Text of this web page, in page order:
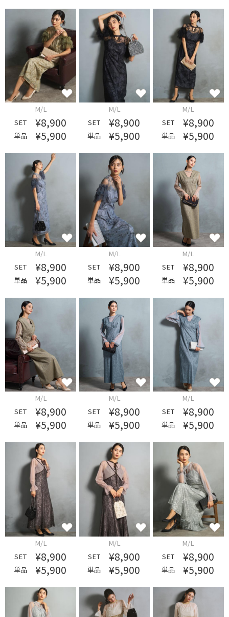
M/L
SET
¥8,900
単品 ¥5,900
M/L
SET
¥8,900
単品 ¥5,900
M/L
SET
¥8,900
単品 ¥5,900
M/L
SET
¥8,900
単品 ¥5,900
M/L
SET
¥8,900
単品 ¥5,900
M/L
SET
¥8,900
単品 ¥5,900
M/L
SET
¥8,900
単品 ¥5,900
M/L
SET
¥8,900
単品 ¥5,900
M/L
SET
¥8,900
単品 ¥5,900
M/L
SET
¥8,900
単品 ¥5,900
M/L
SET
¥8,900
単品 ¥5,900
M/L
SET
¥8,900
単品 ¥5,900